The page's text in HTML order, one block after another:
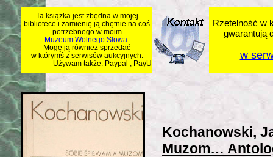
Ta książka jest zbędna w mojej
bibliotece i zamienię ją chętnie na coś
potrzebnego w moim
Muzeum Wolnego Słowa
Mogę ją również sprzedać
w którymś z serwisów aukcyjnych.
Używam także: Paypal ; PayU
Rzetelność w
gwarantują
w
Kochanowski,
Muzom…